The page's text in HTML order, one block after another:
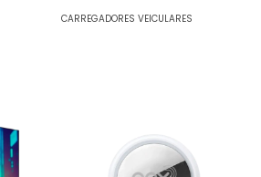
CARREGADORES VEICULARES